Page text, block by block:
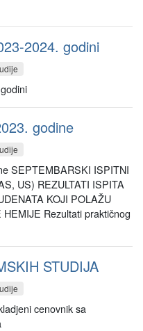
2024. godini
godini
godine
SEPTEMBARSKI ISPITNI
US) REZULTATI ISPITA
KOJI POLAŽU
Rezultati praktičnog
STUDIJA
cenovnik sa